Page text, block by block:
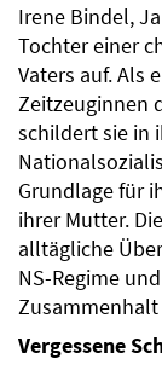
Irene Bindel,
Tochter einer
Vaters auf. Als
Zeitzeuginnen
schildert sie in
Grundlage für
ihrer Mutter.
alltägliche
NS-Regime
Vergessene